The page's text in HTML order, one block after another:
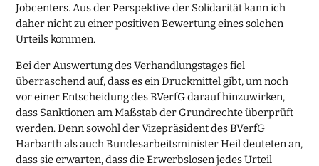
Jobcenters. Aus der Perspektive der Solidarität kann ich
daher nicht zu einer positiven Bewertung eines solchen
Urteils kommen.
Bei der Auswertung des Verhandlungstages fiel
überraschend auf, dass es ein Druckmittel gibt, um noch
vor einer Entscheidung des BVerfG darauf hinzuwirken,
dass Sanktionen am Maßstab der Grundrechte überprüft
werden. Denn sowohl der Vizepräsident des BVerfG
Harbarth als auch Bundesarbeitsminister Heil deuteten an,
dass sie erwarten, dass die Erwerbslosen jedes Urteil